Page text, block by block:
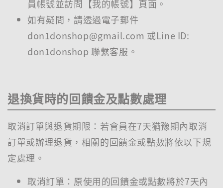
員帳號並訪問【我的帳號】頁面。
如有疑問，請透過電子郵件
don1donshop@gmail.com 或Line ID:
don1donshop 聯繫客服。
退換貨時的回饋金及點數處理
取消訂單與退貨期限：若會員在7天猶豫期內取消
訂單或辦理退貨，相關的回饋金或點數將依以下規
定處理。
取消訂單：原使用的回饋金或點數將於7天內